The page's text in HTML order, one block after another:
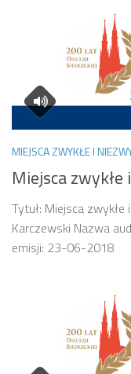
MIEJSCA ZWYKŁE I
Miejsca
Tytuł: Miejsca
Karczewski Nazwa
emisji: 23-06-2018